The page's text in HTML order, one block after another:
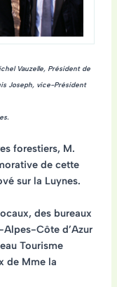
Vauzelle, Président de
Joseph, vice-Président
forestiers, M.
de cette
sur la Luynes.
des bureaux
Côte d’Azur
Tourisme
de Mme la